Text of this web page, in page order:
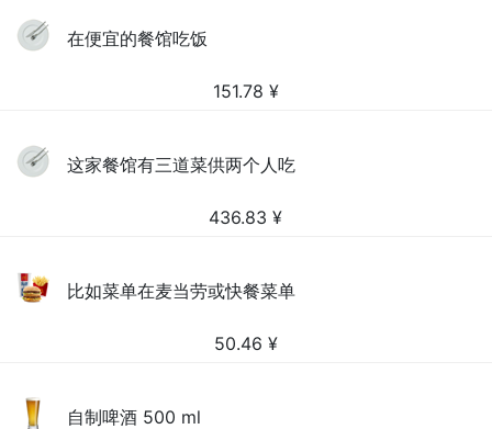
在便宜的餐馆吃饭
151.78 ¥
这家餐馆有三道菜供两个人吃
436.83 ¥
比如菜单在麦当劳或快餐菜单
50.46 ¥
自制啤酒 500 ml